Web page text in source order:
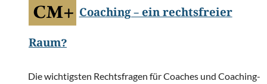
Coaching – ein rechtsfreier
Raum?
Die wichtigsten Rechtsfragen für Coaches und Coaching-